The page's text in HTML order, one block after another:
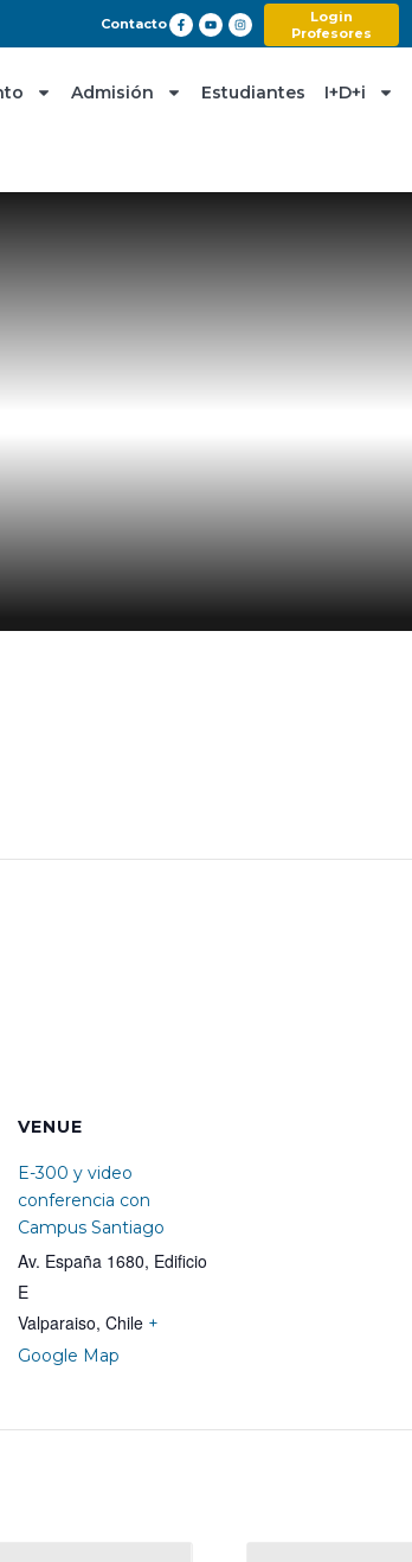
Contacto
Login
Profesores
Admisión Estudiantes I+D+i
VENUE
E-300 y video
conferencia con
Campus Santiago
Av. España 1680, Edificio
E
Valparaiso, Chile +
Google Map